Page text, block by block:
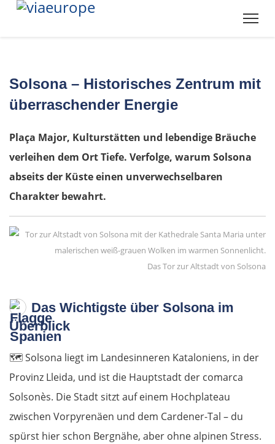
Solsona – Historisches Zentrum mit
überraschender Energie
Plaça Major, Kulturstätten und lebendige Bräuche
verleihen dem Ort Tiefe. Verfolge, warum Solsona
abseits der Küste einen unverwechselbaren
Charakter bewahrt.
Das Tor zur Altstadt von Solsona
Das Wichtigste über Solsona im
Überblick
🗺️ Solsona liegt im Landesinneren Kataloniens, in der
Provinz Lleida, und ist die Hauptstadt der comarca
Solsonès. Die Stadt sitzt auf einem Hochplateau
zwischen Vorpyrenäen und dem Cardener-Tal – du
spürst hier schon Bergnähe, aber ohne alpinen Stress.